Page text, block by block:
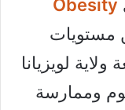
Obesity
مستويات
لويزيانا
وممارسة